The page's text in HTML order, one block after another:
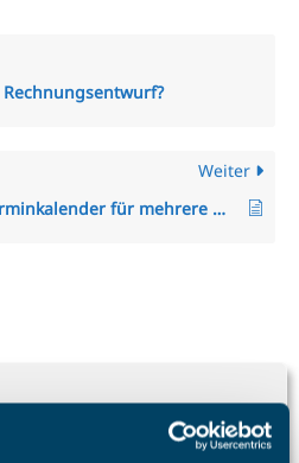
Weiter
Wie erstelle ich einen Terminkalender für mehrere Mitarbeiter?